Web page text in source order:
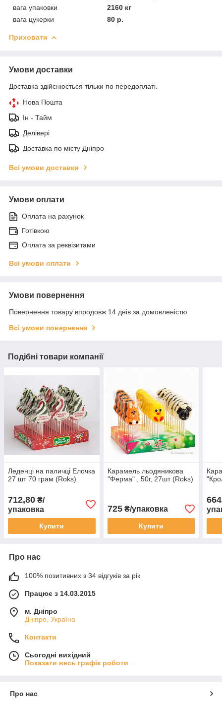
вага упаковки
2160 кг
вага цукерки
80 р.
Приховати
Умови доставки
Доставка здійснюється тільки по передоплаті.
Нова Пошта
Ін - Тайм
Делівері
Доставка по місту Дніпро
Всі умови доставки
Умови оплати
Оплата на рахунок
Готівкою
Оплата за реквізитами
Всі умови оплати
Умови повернення
Повернення товару впродовж 14 днів за домовленістю
Всі умови повернення
Подібні товари компанії
Леденці на паличці Елочка
27 шт 70 грам (Roks)
712,80 ₴/
упаковка
Купити
Карамель льодяникова
"Ферма" , 50г, 27шт (Roks)
725₴/упаковка
Купити
Про нас
100% позитивних з 34 відгуків за рік
Працює з 14.03.2015
м. Дніпро
Дніпро, Україна
Контакти
Сьогодні вихідний
Показати весь графік роботи
Про нас